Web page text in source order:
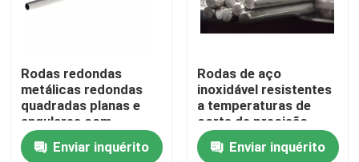
Rodas de aço inoxidável
Chapa de aço inoxidável
Rodas redondas
metálicas redondas
quadradas planas e
angulares com
resistência à corrosão
Enviar inquérito
Rodas de aço
inoxidável resistentes
a temperaturas de
corte de precisão
dobradas 500 mm de
diâmetroEnviar inquérito